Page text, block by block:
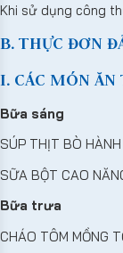
Khi sử dụng công
B. THỰC ĐƠN
I. CÁC MÓN ĂN
Bữa sáng
SÚP THỊT BÒ
SỮA BỘT CAO
Bữa trưa
CHÁO TÔM MỒNG